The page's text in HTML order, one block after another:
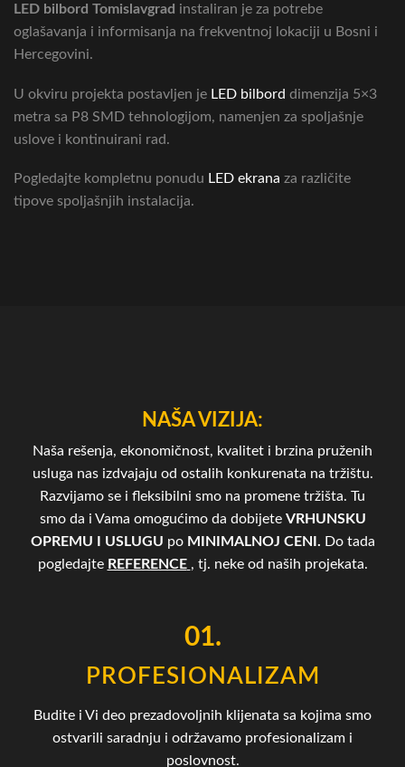
LED bilbord Tomislavgrad instaliran je za potrebe
oglašavanja i informisanja na frekventnoj lokaciji u Bosni i
Hercegovini.
U okviru projekta postavljen je LED bilbord dimenzija 5×3
metra sa P8 SMD tehnologijom, namenjen za spoljašnje
uslove i kontinuirani rad.
Pogledajte kompletnu ponudu LED ekrana za različite
tipove spoljašnjih instalacija.
NAŠA VIZIJA:
Naša rešenja, ekonomičnost, kvalitet i brzina pruženih
usluga nas izdvajaju od ostalih konkurenata na tržištu.
Razvijamo se i fleksibilni smo na promene tržišta. Tu
smo da i Vama omogućimo da dobijete VRHUNSKU
OPREMU I USLUGU po MINIMALNOJ CENI. Do tada
pogledajte REFERENCE , tj. neke od naših projekata.
01.
PROFESIONALIZAM
Budite i Vi deo prezadovoljnih klijenata sa kojima smo
ostvarili saradnju i održavamo profesionalizam i
poslovnost.